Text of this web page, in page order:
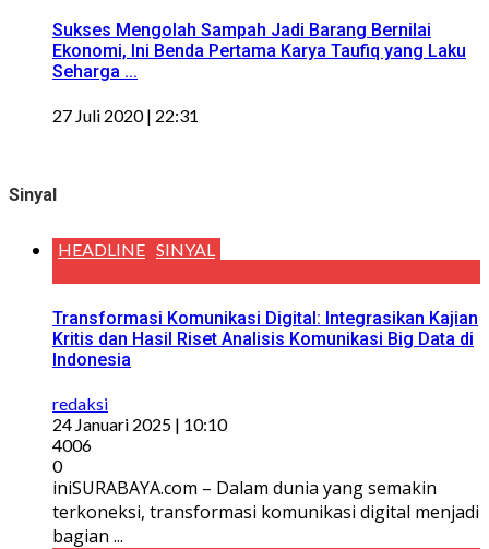
Sukses Mengolah Sampah Jadi Barang Bernilai
Ekonomi, Ini Benda Pertama Karya Taufiq yang Laku
Seharga ...
27 Juli 2020 | 22:31
Sinyal
HEADLINE SINYAL
Transformasi Komunikasi Digital: Integrasikan Kajian
Kritis dan Hasil Riset Analisis Komunikasi Big Data di
Indonesia
redaksi
24 Januari 2025 | 10:10
4006
0
iniSURABAYA.com – Dalam dunia yang semakin
terkoneksi, transformasi komunikasi digital menjadi
bagian ...